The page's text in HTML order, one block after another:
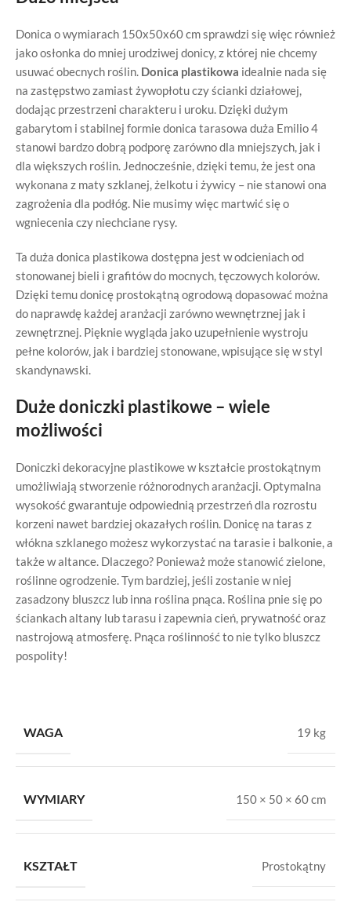
Donica o wymiarach 150x50x60 cm sprawdzi się więc również
jako osłonka do mniej urodziwej donicy, z której nie chcemy
usuwać obecnych roślin. Donica plastikowa idealnie nada się
na zastępstwo zamiast żywopłotu czy ścianki działowej,
dodając przestrzeni charakteru i uroku. Dzięki dużym
gabarytom i stabilnej formie donica tarasowa duża Emilio 4
stanowi bardzo dobrą podporę zarówno dla mniejszych, jak i
dla większych roślin. Jednocześnie, dzięki temu, że jest ona
wykonana z maty szklanej, żelkotu i żywicy – nie stanowi ona
zagrożenia dla podłóg. Nie musimy więc martwić się o
wgniecenia czy niechciane rysy.
Ta duża donica plastikowa dostępna jest w odcieniach od
stonowanej bieli i grafitów do mocnych, tęczowych kolorów.
Dzięki temu donicę prostokątną ogrodową dopasować można
do naprawdę każdej aranżacji zarówno wewnętrznej jak i
zewnętrznej. Pięknie wygląda jako uzupełnienie wystroju
pełne kolorów, jak i bardziej stonowane, wpisujące się w styl
skandynawski.
Duże doniczki plastikowe – wiele
możliwości
Doniczki dekoracyjne plastikowe w kształcie prostokątnym
umożliwiają stworzenie różnorodnych aranżacji. Optymalna
wysokość gwarantuje odpowiednią przestrzeń dla rozrostu
korzeni nawet bardziej okazałych roślin. Donicę na taras z
włókna szklanego możesz wykorzystać na tarasie i balkonie, a
także w altance. Dlaczego? Ponieważ może stanowić zielone,
roślinne ogrodzenie. Tym bardziej, jeśli zostanie w niej
zasadzony bluszcz lub inna roślina pnąca. Roślina pnie się po
ściankach altany lub tarasu i zapewnia cień, prywatność oraz
nastrojową atmosferę. Pnąca roślinność to nie tylko bluszcz
pospolity!
WAGA 19 kg
WYMIARY 150 × 50 × 60 cm
KSZTAŁT Prostokątny